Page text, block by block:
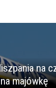
na
majówkę